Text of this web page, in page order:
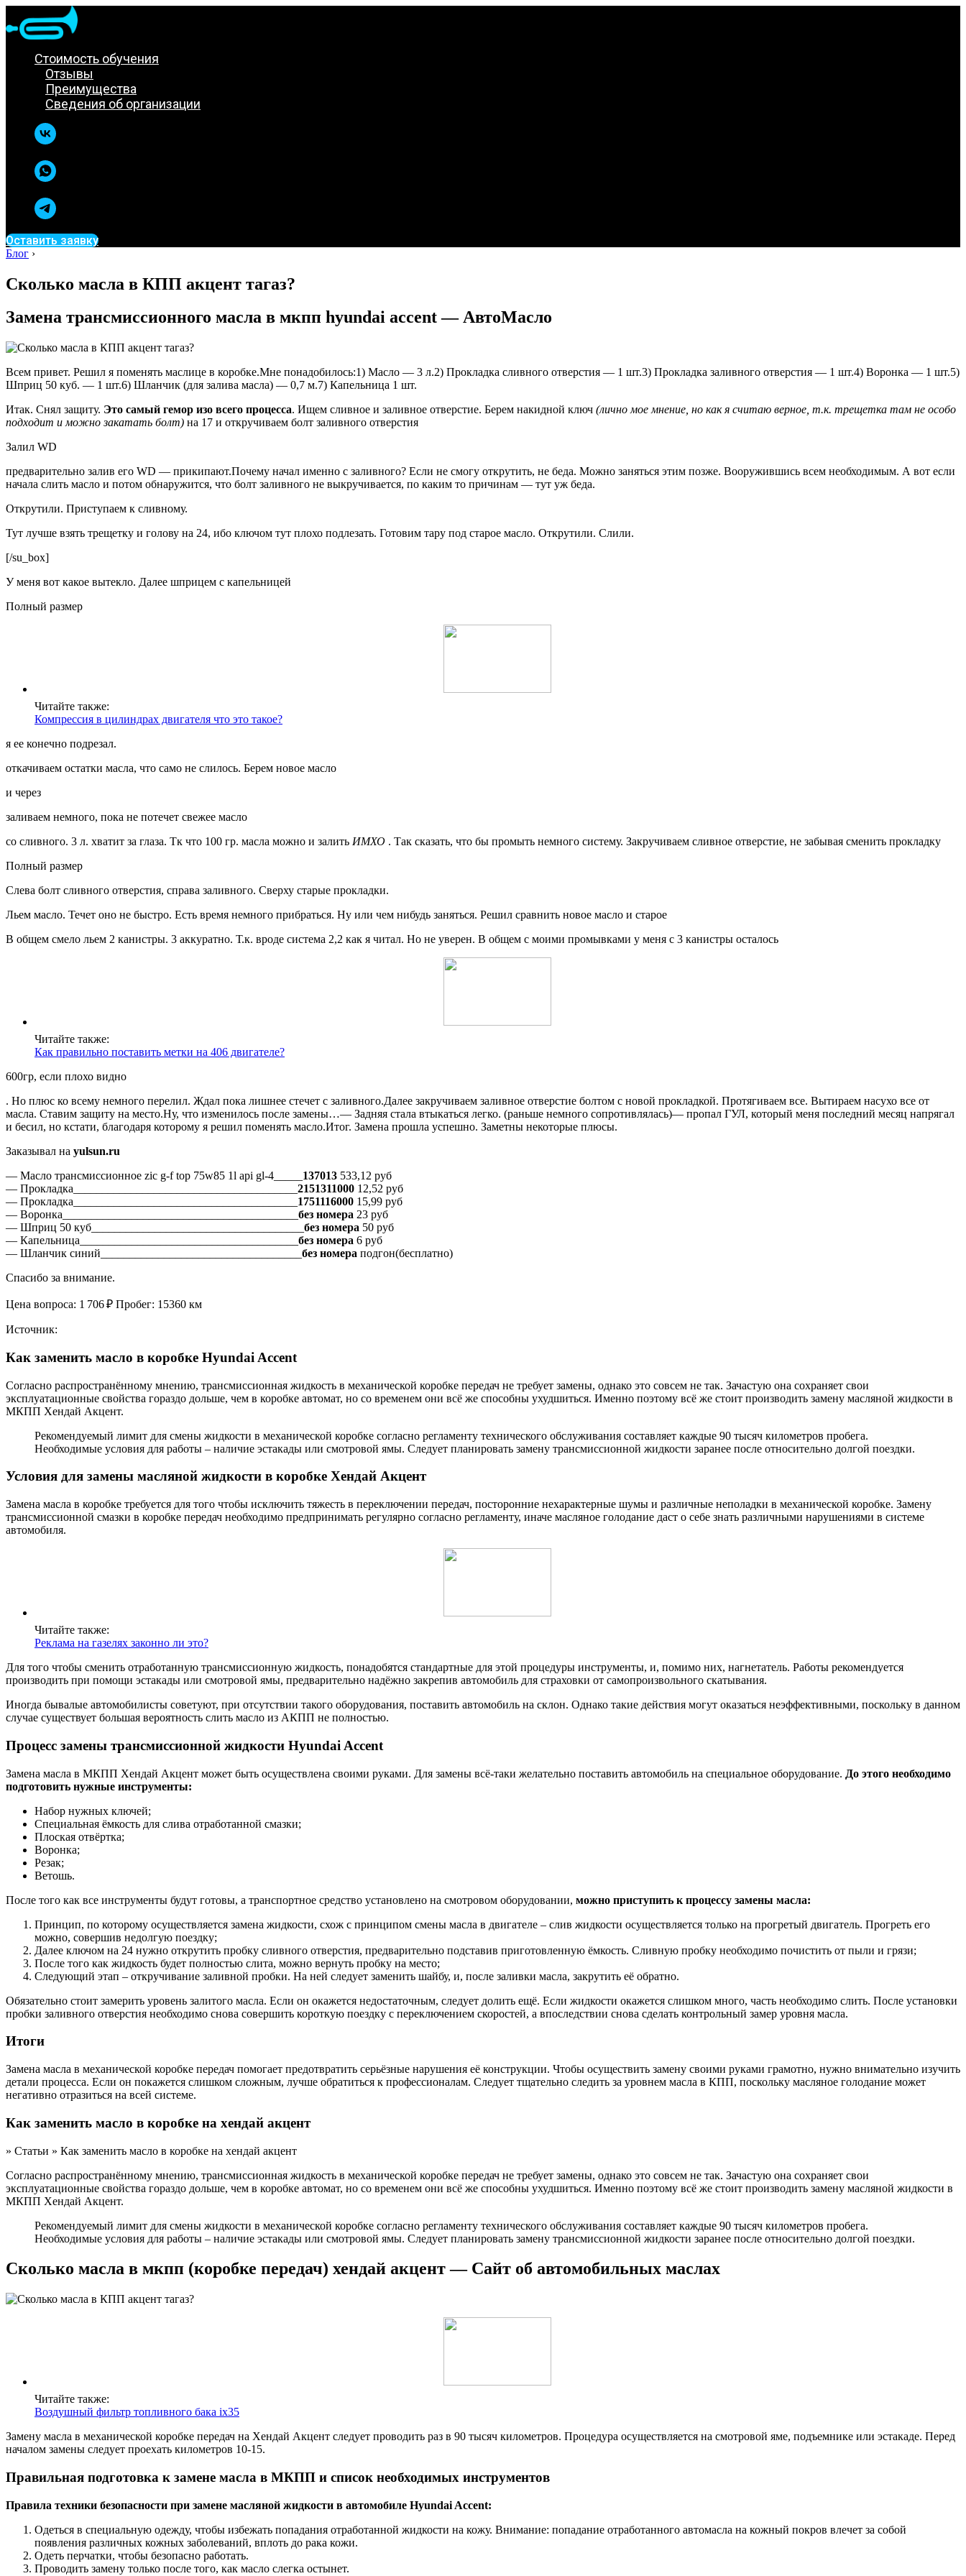
Стоимость обучения
Отзывы
Преимущества
Сведения об организации
Оставить заявку
Блог ›
Сколько масла в КПП акцент тагаз?
Замена трансмиссионного масла в мкпп hyundai accent — АвтоМасло
Всем привет. Решил я поменять маслице в коробке.Мне понадобилось:1) Масло — 3 л.2) Прокладка сливного отверстия — 1 шт.3) Прокладка заливного отверстия — 1 шт.4) Воронка — 1 шт.5)
Шприц 50 куб. — 1 шт.6) Шланчик (для залива масла) — 0,7 м.7) Капельница 1 шт.
Итак. Снял защиту. Это самый гемор изо всего процесса. Ищем сливное и заливное отверстие. Берем накидной ключ (лично мое мнение, но как я считаю верное, т.к. трещетка там не особо
подходит и можно закатать болт) на 17 и откручиваем болт заливного отверстия
Залил WD
предварительно залив его WD — прикипают.Почему начал именно с заливного? Если не смогу открутить, не беда. Можно заняться этим позже. Вооружившись всем необходимым. А вот если
начала слить масло и потом обнаружится, что болт заливного не выкручивается, по каким то причинам — тут уж беда.
Открутили. Приступаем к сливному.
Тут лучше взять трещетку и голову на 24, ибо ключом тут плохо подлезать. Готовим тару под старое масло. Открутили. Слили.
[/su_box]
У меня вот какое вытекло. Далее шприцем с капельницей
Полный размер
Читайте также:
Компрессия в цилиндрах двигателя что это такое?
я ее конечно подрезал.
откачиваем остатки масла, что само не слилось. Берем новое масло
и через
заливаем немного, пока не потечет свежее масло
со сливного. 3 л. хватит за глаза. Тк что 100 гр. масла можно и залить ИМХО . Так сказать, что бы промыть немного систему. Закручиваем сливное отверстие, не забывая сменить прокладку
Полный размер
Слева болт сливного отверстия, справа заливного. Сверху старые прокладки.
Льем масло. Течет оно не быстро. Есть время немного прибраться. Ну или чем нибудь заняться. Решил сравнить новое масло и старое
В общем смело льем 2 канистры. 3 аккуратно. Т.к. вроде система 2,2 как я читал. Но не уверен. В общем с моими промывками у меня с 3 канистры осталось
Читайте также:
Как правильно поставить метки на 406 двигателе?
600гр, если плохо видно
. Но плюс ко всему немного перелил. Ждал пока лишнее стечет с заливного.Далее закручиваем заливное отверстие болтом с новой прокладкой. Протягиваем все. Вытираем насухо все от
масла. Ставим защиту на место.Ну, что изменилось после замены…— Задняя стала втыкаться легко. (раньше немного сопротивлялась)— пропал ГУЛ, который меня последний месяц напрягал
и бесил, но кстати, благодаря которому я решил поменять масло.Итог. Замена прошла успешно. Заметны некоторые плюсы.
Заказывал на yulsun.ru
— Масло трансмиссионное zic g-f top 75w85 1l api gl-4_____ 137013 533,12 руб
— Прокладка_______________________________________ 2151311000 12,52 руб
— Прокладка_______________________________________ 1751116000 15,99 руб
— Воронка_________________________________________ без номера 23 руб
— Шприц 50 куб_____________________________________ без номера 50 руб
— Капельница______________________________________ без номера 6 руб
— Шланчик синий___________________________________ без номера подгон(бесплатно)
Спасибо за внимание.
Цена вопроса: 1 706 ₽ Пробег: 15360 км
Источник:
Как заменить масло в коробке Hyundai Accent
Согласно распространённому мнению, трансмиссионная жидкость в механической коробке передач не требует замены, однако это совсем не так. Зачастую она сохраняет свои
эксплуатационные свойства гораздо дольше, чем в коробке автомат, но со временем они всё же способны ухудшиться. Именно поэтому всё же стоит производить замену масляной жидкости в
МКПП Хендай Акцент.
Рекомендуемый лимит для смены жидкости в механической коробке согласно регламенту технического обслуживания составляет каждые 90 тысяч километров пробега.
Необходимые условия для работы – наличие эстакады или смотровой ямы. Следует планировать замену трансмиссионной жидкости заранее после относительно долгой поездки.
Условия для замены масляной жидкости в коробке Хендай Акцент
Замена масла в коробке требуется для того чтобы исключить тяжесть в переключении передач, посторонние нехарактерные шумы и различные неполадки в механической коробке. Замену
трансмиссионной смазки в коробке передач необходимо предпринимать регулярно согласно регламенту, иначе масляное голодание даст о себе знать различными нарушениями в системе
автомобиля.
Читайте также:
Реклама на газелях законно ли это?
Для того чтобы сменить отработанную трансмиссионную жидкость, понадобятся стандартные для этой процедуры инструменты, и, помимо них, нагнетатель. Работы рекомендуется
производить при помощи эстакады или смотровой ямы, предварительно надёжно закрепив автомобиль для страховки от самопроизвольного скатывания.
Иногда бывалые автомобилисты советуют, при отсутствии такого оборудования, поставить автомобиль на склон. Однако такие действия могут оказаться неэффективными, поскольку в данном
случае существует большая вероятность слить масло из АКПП не полностью.
Процесс замены трансмиссионной жидкости Hyundai Accent
Замена масла в МКПП Хендай Акцент может быть осуществлена своими руками. Для замены всё-таки желательно поставить автомобиль на специальное оборудование. До этого необходимо
подготовить нужные инструменты:
Набор нужных ключей;
Специальная ёмкость для слива отработанной смазки;
Плоская отвёртка;
Воронка;
Резак;
Ветошь.
После того как все инструменты будут готовы, а транспортное средство установлено на смотровом оборудовании, можно приступить к процессу замены масла:
Принцип, по которому осуществляется замена жидкости, схож с принципом смены масла в двигателе – слив жидкости осуществляется только на прогретый двигатель. Прогреть его
можно, совершив недолгую поездку;
Далее ключом на 24 нужно открутить пробку сливного отверстия, предварительно подставив приготовленную ёмкость. Сливную пробку необходимо почистить от пыли и грязи;
После того как жидкость будет полностью слита, можно вернуть пробку на место;
Следующий этап – откручивание заливной пробки. На ней следует заменить шайбу, и, после заливки масла, закрутить её обратно.
Обязательно стоит замерить уровень залитого масла. Если он окажется недостаточным, следует долить ещё. Если жидкости окажется слишком много, часть необходимо слить. После установки
пробки заливного отверстия необходимо снова совершить короткую поездку с переключением скоростей, а впоследствии снова сделать контрольный замер уровня масла.
Итоги
Замена масла в механической коробке передач помогает предотвратить серьёзные нарушения её конструкции. Чтобы осуществить замену своими руками грамотно, нужно внимательно изучить
детали процесса. Если он покажется слишком сложным, лучше обратиться к профессионалам. Следует тщательно следить за уровнем масла в КПП, поскольку масляное голодание может
негативно отразиться на всей системе.
Как заменить масло в коробке на хендай акцент
» Статьи » Как заменить масло в коробке на хендай акцент
Согласно распространённому мнению, трансмиссионная жидкость в механической коробке передач не требует замены, однако это совсем не так. Зачастую она сохраняет свои
эксплуатационные свойства гораздо дольше, чем в коробке автомат, но со временем они всё же способны ухудшиться. Именно поэтому всё же стоит производить замену масляной жидкости в
МКПП Хендай Акцент.
Рекомендуемый лимит для смены жидкости в механической коробке согласно регламенту технического обслуживания составляет каждые 90 тысяч километров пробега.
Необходимые условия для работы – наличие эстакады или смотровой ямы. Следует планировать замену трансмиссионной жидкости заранее после относительно долгой поездки.
Сколько масла в мкпп (коробке передач) хендай акцент — Сайт об автомобильных маслах
Читайте также:
Воздушный фильтр топливного бака ix35
Замену масла в механической коробке передач на Хендай Акцент следует проводить раз в 90 тысяч километров. Процедура осуществляется на смотровой яме, подъемнике или эстакаде. Перед
началом замены следует проехать километров 10-15.
Правильная подготовка к замене масла в МКПП и список необходимых инструментов
Правила техники безопасности при замене масляной жидкости в автомобиле Hyundai Accent:
Одеться в специальную одежду, чтобы избежать попадания отработанной жидкости на кожу. Внимание: попадание отработанного автомасла на кожный покров влечет за собой
появления различных кожных заболеваний, вплоть до рака кожи.
Одеть перчатки, чтобы безопасно работать.
Проводить замену только после того, как масло слегка остынет.